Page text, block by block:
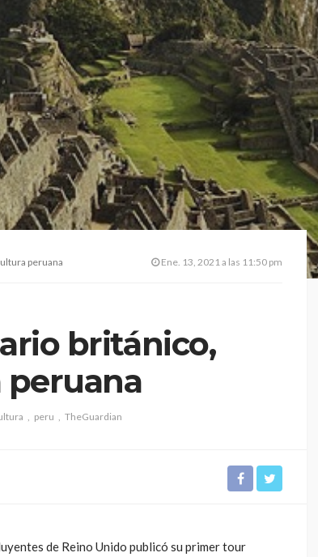
peruana Ene. 13, 2021 a las 11:50 pm
británico,
peruana
peru TheGuardian
de Reino Unido publicó su primer tour
CULTURA INNOVACIÓN